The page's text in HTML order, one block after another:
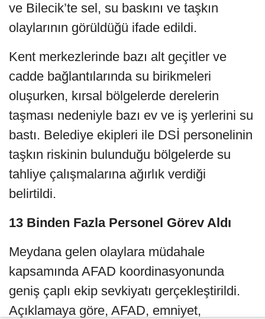
ve Bilecik’te sel, su baskını ve taşkın
olaylarının görüldüğü ifade edildi.
Kent merkezlerinde bazı alt geçitler ve
cadde bağlantılarında su birikmeleri
oluşurken, kırsal bölgelerde derelerin
taşması nedeniyle bazı ev ve iş yerlerini su
bastı. Belediye ekipleri ile DSİ personelinin
taşkın riskinin bulunduğu bölgelerde su
tahliye çalışmalarına ağırlık verdiği
belirtildi.
13 Binden Fazla Personel Görev Aldı
Meydana gelen olaylara müdahale
kapsamında AFAD koordinasyonunda
geniş çaplı ekip sevkiyatı gerçekleştirildi.
Açıklamaya göre, AFAD, emniyet,